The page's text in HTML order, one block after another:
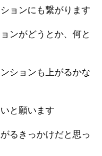
ョンにも繋がります
ンがどうとか、何と
ションも上がるかな
と願います
るきっかけだと思っ